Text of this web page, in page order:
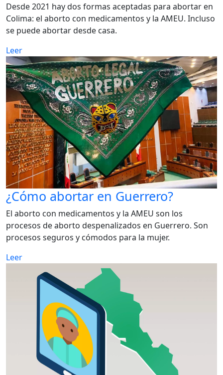
Desde 2021 hay dos formas aceptadas para abortar en
Colima: el aborto con medicamentos y la AMEU. Incluso
se puede abortar desde casa.
Leer
¿Cómo abortar en Guerrero?
El aborto con medicamentos y la AMEU son los
procesos de aborto despenalizados en Guerrero. Son
procesos seguros y cómodos para la mujer.
Leer